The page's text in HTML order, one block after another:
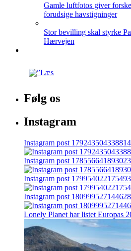
Gamle luftfotos giver
forudsige havstigninger
Stor bevilling skal styrke
Hærvejen
Følg os
Instagram
Instagram post
Instagram post
Instagram post
Instagram post
Lonely Planet har listet Europas